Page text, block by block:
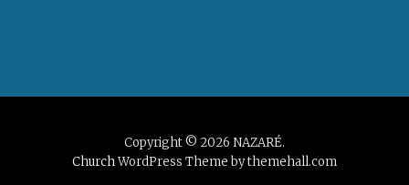
Copyright © 2026 NAZARÉ.
ChurchWordPress Theme by themehall.com